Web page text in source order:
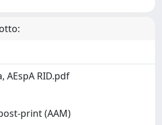
AEspA RID.pdf
print (AAM)